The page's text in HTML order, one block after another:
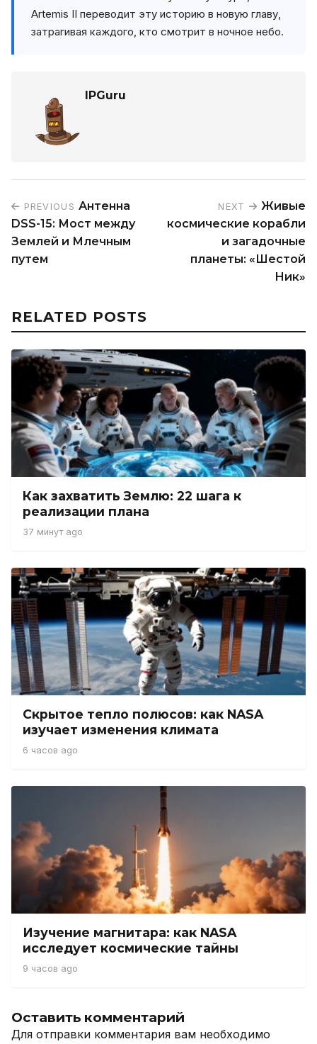
Artemis II переводит эту историю в новую главу,
затрагивая каждого, кто смотрит в ночное небо.
IPGuru
PREVIOUS Антенна
DSS-15: Мост между
Землей и Млечным
путем
NEXT
Живые
космические корабли
и загадочные
планеты: «Шестой
Ник»
RELATED POSTS
Как захватить Землю: 22 шага к
реализации плана
37 минут ago
Скрытое тепло полюсов: как NASA
изучает изменения климата
6 часов ago
Изучение магнитара: как NASA
исследует космические тайны
9 часов ago
Оставить комментарий
Для отправки комментария вам необходимо